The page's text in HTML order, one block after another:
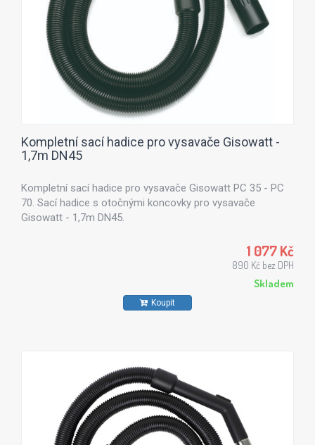
Kompletní sací hadice pro vysavače Gisowatt -
1,7m DN45
Kompletní sací hadice pro vysavače Gisowatt PC 35 - PC
70. Sací hadice s otočnými koncovky pro vysavače
Gisowatt - 1,7m DN45.
1 077 Kč
890 Kč bez DPH
Skladem
Koupit